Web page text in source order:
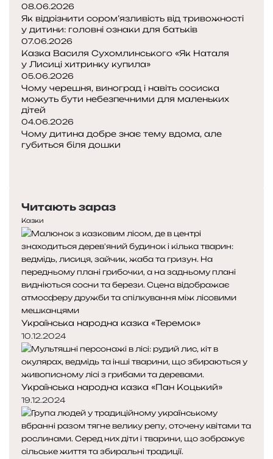
а
ч
а
л
о
ч
о
ю
»
08.06.2026
Як відрізнити сором’язливість від тривожності
у дитини: головні ознаки для батьків
07.06.2026
Казка Василя Сухомлинського «Як Наталя
у Лисиці хитринку купила»
05.06.2026
Чому черешня, виноград і навіть сосиска
можуть бути небезпечними для маленьких
дітей
04.06.2026
Чому дитина добре знає тему вдома, але
губиться біля дошки
р
е
д
н
я
с
т
о
р
і
н
к
а
т
у
п
н
а
с
т
о
р
і
н
к
а
Читають зараз
Казки
Українська народна казка «Теремок»
10.12.2024
Українська народна казка «Пан Коцький»
19.12.2024